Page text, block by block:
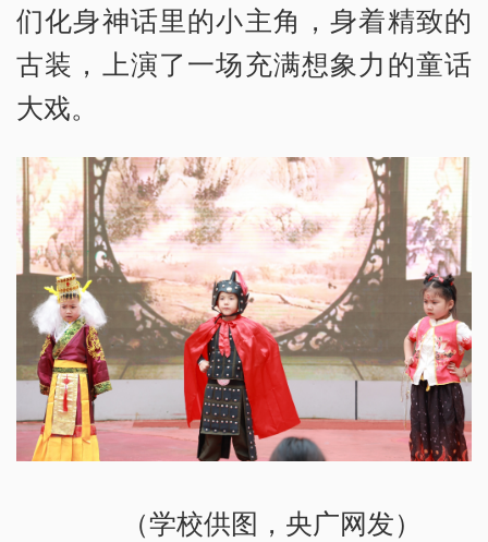
们化身神话里的小主角，身着精致的
古装，上演了一场充满想象力的童话
大戏。
（学校供图，央广网发）